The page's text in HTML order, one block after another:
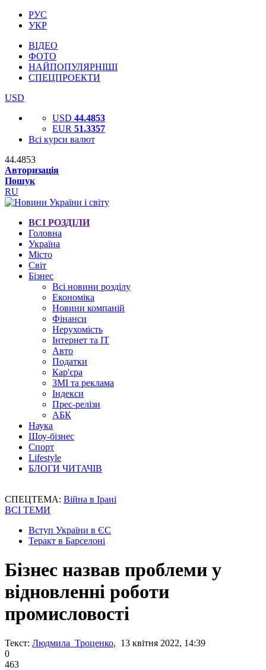
РУС
УКР
ВІДЕО
ФОТО
НАЙПОПУЛЯРНІШІ
СПЕЦПРОЕКТИ
USD
USD 44.4853
EUR 51.3357
Всі курси валют
44.4853
Авторизація
Пошук
RU
ВСІ РОЗДІЛИ
Головна
Україна
Місто
Світ
Бізнес
Всі новини розділу
Економіка
Новини компаній
Фінанси
Нерухомість
Інтернет та IT
Авто
Податки
Кар'єра
ЗМІ та реклама
Індекси
Прес-релізи
АБК
Наука
Шоу-бізнес
Спорт
Lifestyle
БЛОГИ ЧИТАЧІВ
СПЕЦТЕМА: Війна в Ірані
ВСІ ТЕМИ
Вступ України в ЄС
Теракт в Барселоні
Бізнес назвав проблеми у
відновленні роботи
промисловості
Текст: Людмила Троценко, 13 квітня 2022, 14:39
0
463